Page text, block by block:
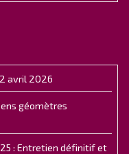
avril 2026
géomètres
: Entretien définitif et